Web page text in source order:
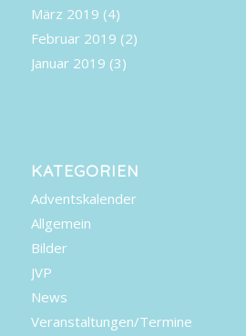
März 2019 (4)
Februar 2019 (2)
Januar 2019 (3)
KATEGORIEN
Adventskalender
Allgemein
Bilder
JVP
News
Veranstaltungen/Termine